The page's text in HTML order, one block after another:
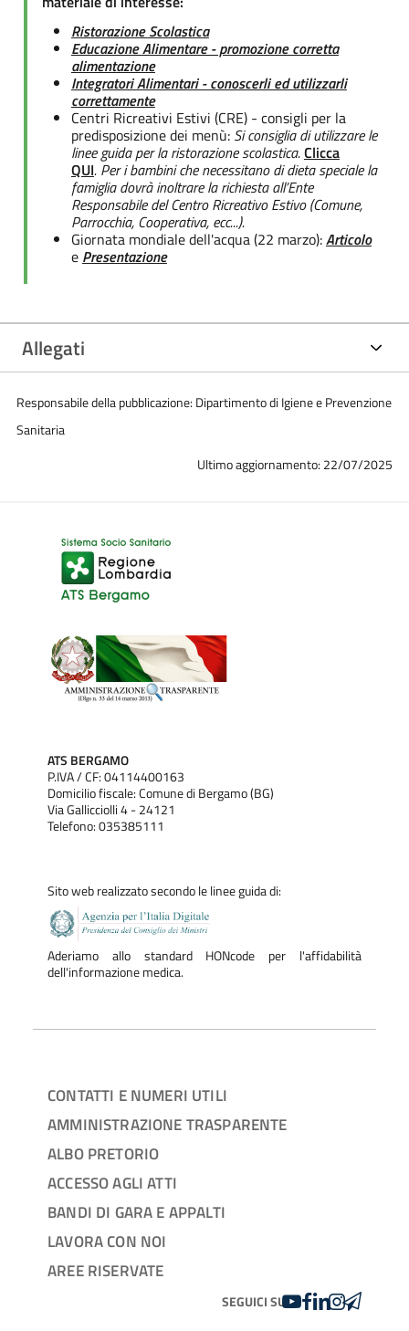
Ristorazione Scolastica
Educazione Alimentare - promozione corretta
alimentazione
Integratori Alimentari - conoscerli ed utilizzarli
correttamente
Centri Ricreativi Estivi (CRE) - consigli per la
predisposizione dei menù: Si consiglia di utilizzare le
linee guida per la ristorazione scolastica.Clicca
QUI. Per i bambini che necessitano di dieta speciale la
famiglia dovrà inoltrare la richiesta all’Ente
Responsabile del Centro Ricreativo Estivo (Comune,
Parrocchia, Cooperativa, ecc...).
Giornata mondiale dell'acqua (22 marzo):Articolo
e Presentazione
Allegati
Responsabile della pubblicazione: Dipartimento di Igiene e Prevenzione
Sanitaria
Ultimo aggiornamento: 22/07/2025
ATS BERGAMO
P.IVA / CF: 04114400163
Domicilio fiscale: Comune di Bergamo (BG)
Via Gallicciolli 4 - 24121
Telefono: 035385111
Sito web realizzato secondo le linee guida di:
Aderiamo allo standard HONcode per l'affidabilità
dell'informazione medica.
CONTATTI E NUMERI UTILI
AMMINISTRAZIONE TRASPARENTE
ALBO PRETORIO
ACCESSO AGLI ATTI
BANDI DI GARA E APPALTI
LAVORA CON NOI
AREE RISERVATE
SEGUICI SUYOUTUBE
FACEBOOK
LINKEDIN
INSTAGRAM